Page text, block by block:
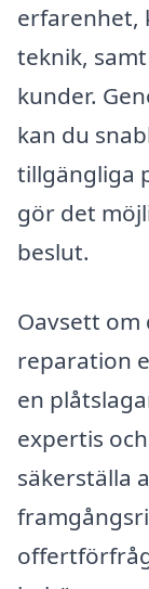
erfarenhet,
teknik,
kunder.
kan du
tillgängliga
gör det
beslut.
Oavsett om
reparation
en
expertis
säkerställa